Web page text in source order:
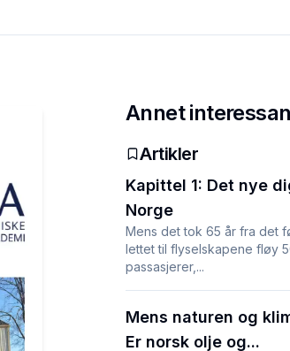
Annet
Artikler
Kapittel 1: Det nye
Norge
Mens det tok 65 år fra det
lettet til flyselskapene fløy
passasjerer,...
Mens naturen og
Er norsk olje og...